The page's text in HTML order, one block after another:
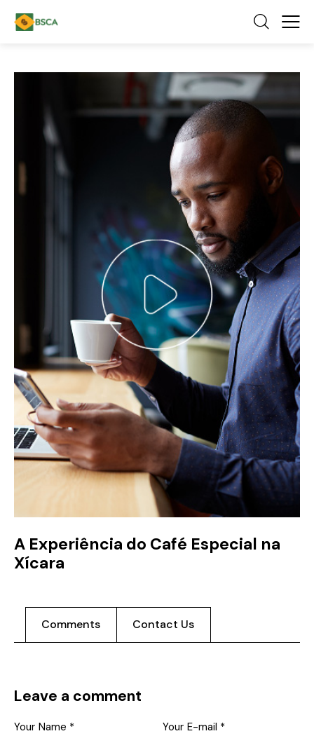
A Experiência do Café Especial na
Xícara
Comments Contact Us
Leave a comment